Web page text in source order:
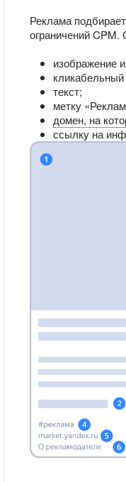
Реклама
ограничений
изображение
текст;
метку
домен, на
ссылку на